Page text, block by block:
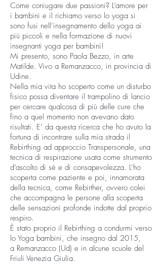
Come coniugare due passioni? L’amore per
i bambini e il richiamo verso lo yoga si
sono fusi nell’insegnamento dello yoga ai
più piccoli e nella formazione di nuovi
insegnanti yoga per bambini!
Mi presento, sono Paola Bezzo, in arte
Matilde. Vivo a Remanzacco, in provincia di
Udine.
Nella mia vita ho scoperto come un disturbo
fisico possa diventare il trampolino di lancio
per cercare qualcosa di più delle cure che
fino a quel momento non avevano dato
risultati. E’ da questa ricerca che ho avuto la
fortuna di incontrare sulla mia strada il
Rebirthing ad approccio Transpersonale, una
tecnica di respirazione usata come strumento
d’ascolto di sé e di consapevolezza. L’ho
scoperta come paziente e poi, innamorata
della tecnica, come Rebirther, ovvero colei
che accompagna le persone alla scoperta
delle sensazioni profonde indotte dal proprio
respiro.
È stato proprio il Rebirthing a condurmi verso
lo Yoga bambini, che insegno dal 2015,
a Remanzacco (Ud) e in alcune scuole del
Friuli Venezia Giulia.